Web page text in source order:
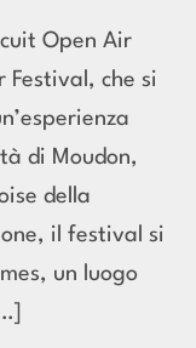
Open Air
Festival, che si
di Moudon,
della
il festival si
un luogo